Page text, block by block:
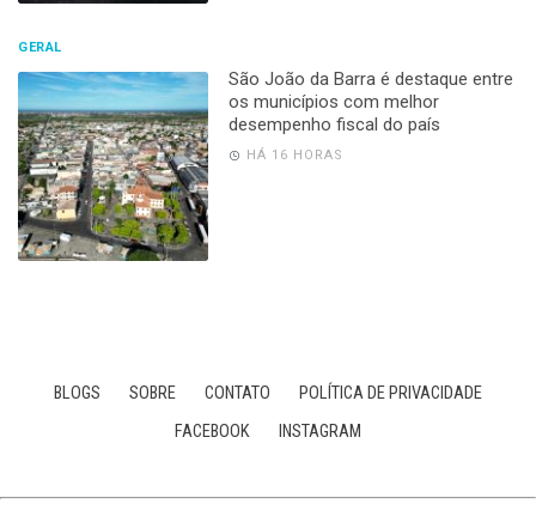
GERAL
São João da Barra é destaque entre
os municípios com melhor
desempenho fiscal do país
HÁ 16 HORAS
BLOGS SOBRE CONTATO
POLÍTICA DE PRIVACIDADE
FACEBOOK
INSTAGRAM